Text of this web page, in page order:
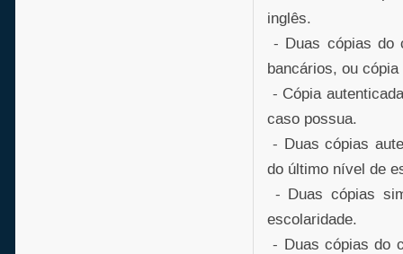
inglês.
- Duas cópias do
bancários, ou
- Cópia
caso possua.
- Duas cópias
do último nível de
- Duas cópias
escolaridade.
- Duas cópias do